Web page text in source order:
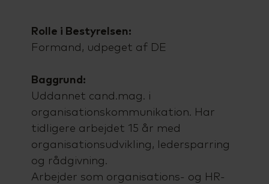
Rolle i Bestyrelsen:
Formand, udpeget af DE
Baggrund:
Uddannet cand.mag. i
organisationskommunikation. Har
tidligere arbejdet 15 år med
organisationsudvikling, ledersparring
og rådgivning.
Arbejder som organisations- og HR-